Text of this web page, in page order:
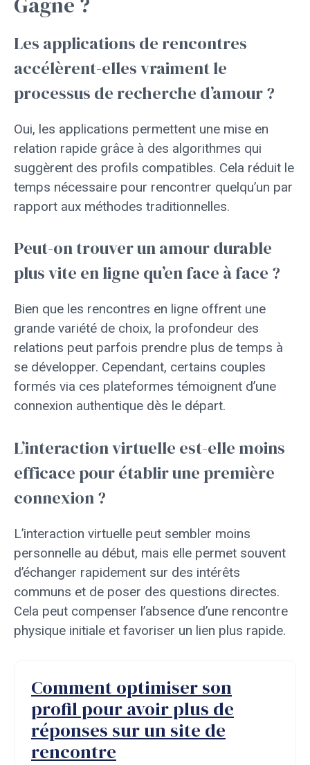
Les applications de rencontres
accélèrent-elles vraiment le
processus de recherche d’amour ?
Oui, les applications permettent une mise en
relation rapide grâce à des algorithmes qui
suggèrent des profils compatibles. Cela réduit le
temps nécessaire pour rencontrer quelqu’un par
rapport aux méthodes traditionnelles.
Peut-on trouver un amour durable
plus vite en ligne qu’en face à face ?
Bien que les rencontres en ligne offrent une
grande variété de choix, la profondeur des
relations peut parfois prendre plus de temps à
se développer. Cependant, certains couples
formés via ces plateformes témoignent d’une
connexion authentique dès le départ.
L’interaction virtuelle est-elle moins
efficace pour établir une première
connexion ?
L’interaction virtuelle peut sembler moins
personnelle au début, mais elle permet souvent
d’échanger rapidement sur des intérêts
communs et de poser des questions directes.
Cela peut compenser l’absence d’une rencontre
physique initiale et favoriser un lien plus rapide.
Comment optimiser son
profil pour avoir plus de
réponses sur un site de
rencontre